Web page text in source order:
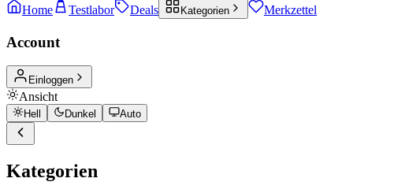
Home Testlabor Deals Kategorien Merkzettel
Account
Einloggen
Ansicht
Hell Dunkel Auto
Kategorien